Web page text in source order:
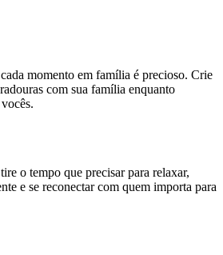
momento em família é precioso. Crie
com sua família enquanto
o tempo que precisar para relaxar,
e se reconectar com quem importa para